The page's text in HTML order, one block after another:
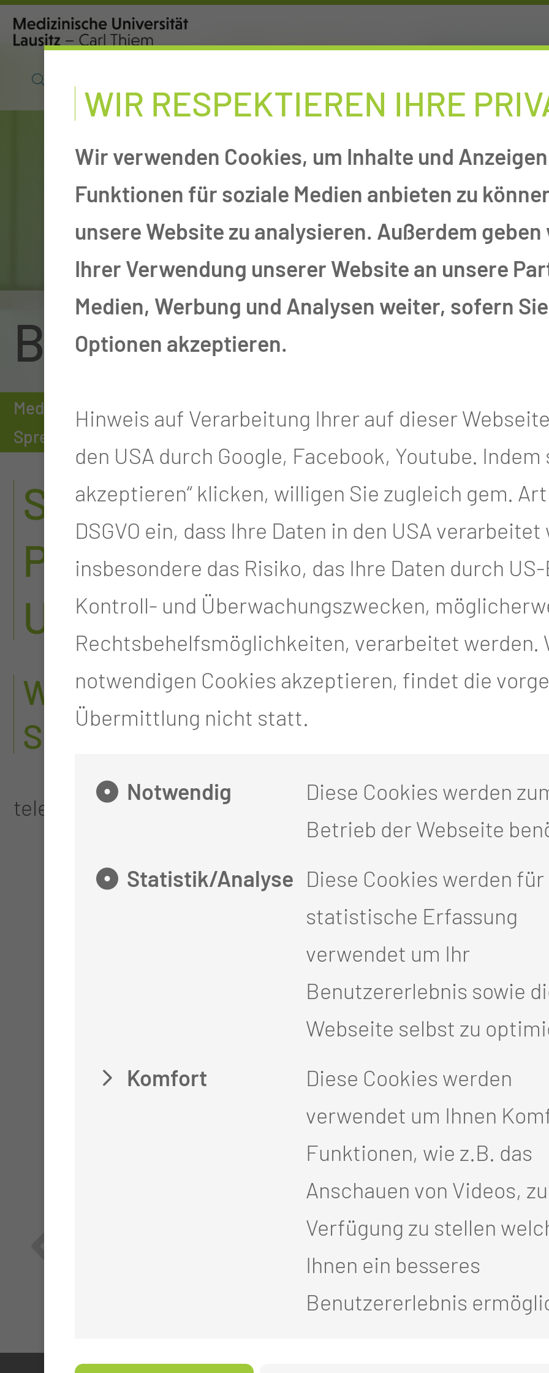
Brustzentrum
Medizinische Universität Einrichtungen von A-Z Kliniken,
Sprechstunde Plastische Chirurgie und Handchirurgie
SPRECHSTUNDE
PLASTISCHE CHIRURGIE
UND HANDCHIRURGIE
WANN FINDET DIE
SPRECHSTUNDE STATT?
telefonische Terminvereinbarung
WIR RESPEKTIEREN IHRE
Wir verwenden Cookies, um Inhalte und
Funktionen für soziale Medien anbieten zu
unsere Website zu analysieren. Außerdem
Ihrer Verwendung unserer Website an unsere
Medien, Werbung und Analysen weiter, sofern
Optionen akzeptieren.
Hinweis auf Verarbeitung Ihrer auf dieser
den USA durch Google, Facebook, Youtube. Indem
akzeptieren“ klicken, willigen Sie zugleich gem.
DSGVO ein, dass Ihre Daten in den USA
insbesondere das Risiko, das Ihre Daten durch
Kontroll- und Überwachungszwecken,
Rechtsbehelfsmöglichkeiten, verarbeitet werden.
notwendigen Cookies akzeptieren, findet die
Übermittlung nicht statt.
Notwendig
Diese Cookies werden
Betrieb der Webseite
Statistik/Analyse Diese Cookies werden für
statistische Erfassung
verwendet um Ihr
Benutzererlebnis sowie
Webseite selbst zu
Komfort
Diese Cookies werden
verwendet um Ihnen
Funktionen, wie z.B. das
Anschauen von Videos,
Verfügung zu stellen
Ihnen ein besseres
Benutzererlebnis